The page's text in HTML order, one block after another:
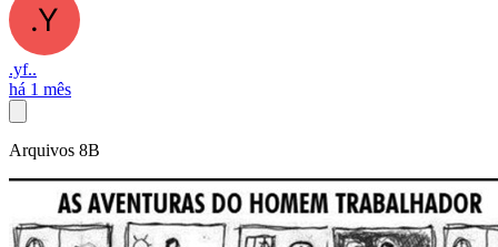
.yf..
há 1 mês
Arquivos 8B